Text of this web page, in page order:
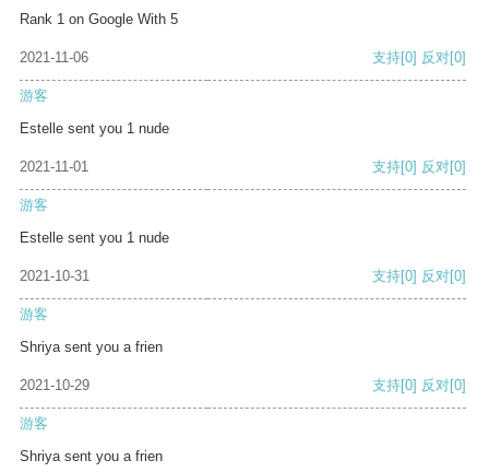
Rank 1 on Google With 5
2021-11-06 支持[0] 反对[0]
游客
Estelle sent you 1 nude
2021-11-01 支持[0] 反对[0]
游客
Estelle sent you 1 nude
2021-10-31 支持[0] 反对[0]
游客
Shriya sent you a frien
2021-10-29 支持[0] 反对[0]
游客
Shriya sent you a frien